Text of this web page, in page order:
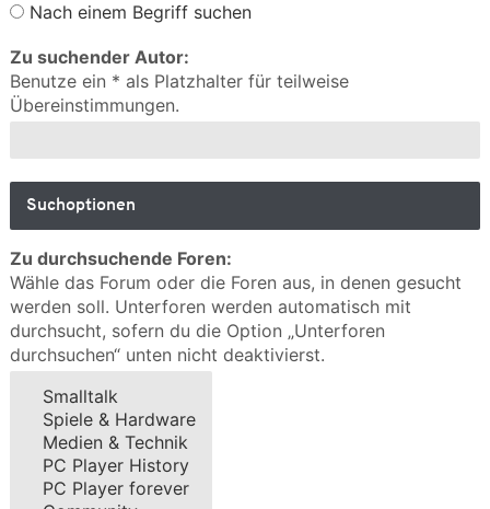
Nach einem Begriff suchen
Zu suchender Autor:
Benutze ein * als Platzhalter für teilweise
Übereinstimmungen.
Suchoptionen
Zu durchsuchende Foren:
Wähle das Forum oder die Foren aus, in denen gesucht
werden soll. Unterforen werden automatisch mit
durchsucht, sofern du die Option „Unterforen
durchsuchen“ unten nicht deaktivierst.